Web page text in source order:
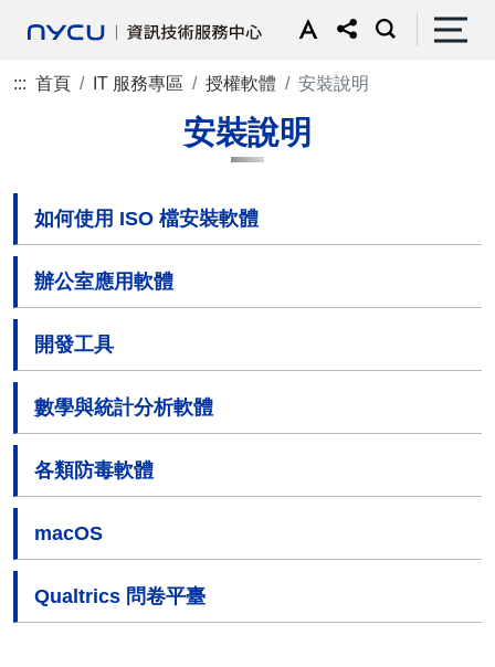
::: 首頁 IT 服務專區 授權軟體 安裝說明
安裝說明
如何使用 ISO 檔安裝軟體
辦公室應用軟體
開發工具
數學與統計分析軟體
各類防毒軟體
macOS
Qualtrics 問卷平臺